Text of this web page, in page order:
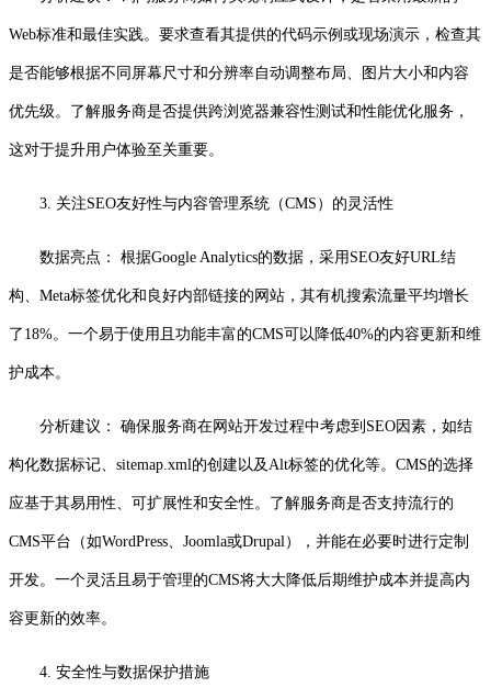
Web标准和最佳实践。要求查看其提供的代码示例或现场演示，检查其
是否能够根据不同屏幕尺寸和分辨率自动调整布局、图片大小和内容
优先级。了解服务商是否提供跨浏览器兼容性测试和性能优化服务，
这对于提升用户体验至关重要。
3. 关注SEO友好性与内容管理系统（CMS）的灵活性
数据亮点： 根据Google Analytics的数据，采用SEO友好URL结
构、Meta标签优化和良好内部链接的网站，其有机搜索流量平均增长
了18%。一个易于使用且功能丰富的CMS可以降低40%的内容更新和维
护成本。
分析建议： 确保服务商在网站开发过程中考虑到SEO因素，如结
构化数据标记、sitemap.xml的创建以及Alt标签的优化等。CMS的选择
应基于其易用性、可扩展性和安全性。了解服务商是否支持流行的
CMS平台（如WordPress、Joomla或Drupal），并能在必要时进行定制
开发。一个灵活且易于管理的CMS将大大降低后期维护成本并提高内
容更新的效率。
4. 安全性与数据保护措施